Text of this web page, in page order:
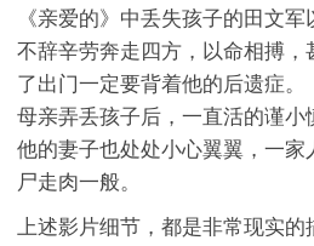
《亲爱的》中丢失孩子的田文军
不辞辛劳奔走四方，以命相搏
了出门一定要背着他的后遗症。
母亲弄丢孩子后，一直活的谨小
他的妻子也处处小心翼翼，一
尸走肉一般。
上述影片细节，都是非常现实